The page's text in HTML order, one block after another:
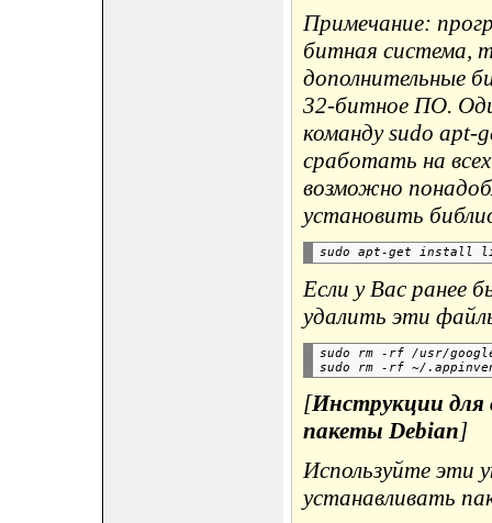
Примечание:
битная система,
дополнительные
32-битное ПО.
команду sudo
сработать на
возможно
установить
Если у Вас ранее
удалить эти
sudo rm -rf /usr/
[Инструкции для
пакеты Debian]
Используйте эти
устанавливать